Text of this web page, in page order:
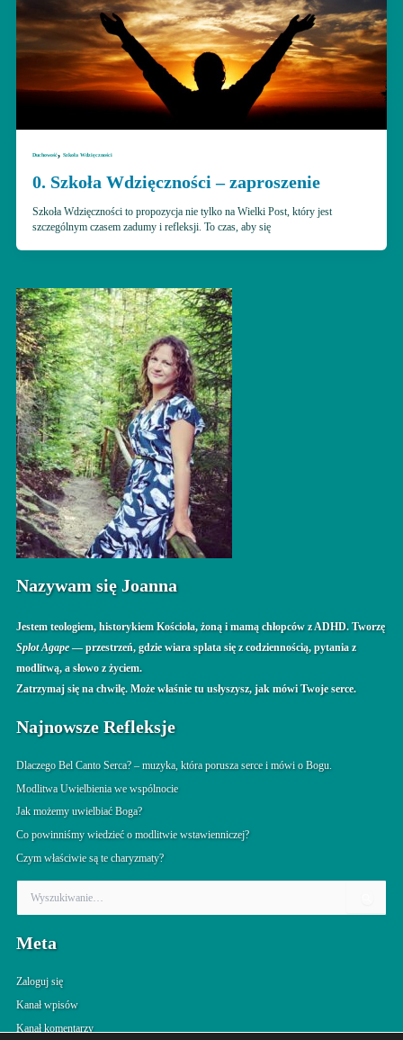
Duchowość,Szkoła Wdzięczności
0. Szkoła Wdzięczności – zaproszenie
Szkoła Wdzięczności to propozycja nie tylko na Wielki Post, który jest
szczególnym czasem zadumy i refleksji. To czas, aby się
Nazywam się Joanna
Jestem teologiem, historykiem Kościoła, żoną i mamą chłopców z ADHD. Tworzę
Splot Agape— przestrzeń, gdzie wiara splata się z codziennością, pytania z
modlitwą, a słowo z życiem.
Zatrzymaj się na chwilę. Może właśnie tu usłyszysz, jak mówi Twoje serce.
Najnowsze Refleksje
Dlaczego Bel Canto Serca? – muzyka, która porusza serce i mówi o Bogu.
Modlitwa Uwielbienia we wspólnocie
Jak możemy uwielbiać Boga?
Co powinniśmy wiedzieć o modlitwie wstawienniczej?
Czym właściwie są te charyzmaty?
k
j
a
Meta
Zaloguj się
Kanał wpisów
Kanał komentarzy